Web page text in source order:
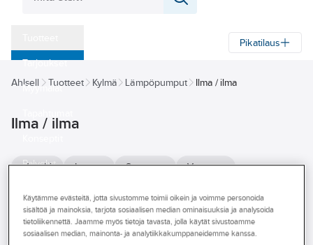
‎Tarjoukset
Myymälät
Palvelut
Asioi meillä
Artikkelit
Pikatilaus
Ahlsell Tuotteet Kylmä Lämpöpumput Ilma / ilma
Ilma / ilma
Hitachi Innova Samsung Varaosat
Ammattilaisten luottamat lämpöpumppuja kylmätekniikan erilaisiin
tarpeisiin
Ahlsell tarjoaa monipuolisen valikoiman lämpöpumppuja, jotka
Käytämme evästeitä, jotta sivustomme toimii oikein ja voimme personoida
sisältöä ja mainoksia, tarjota sosiaalisen median ominaisuuksia ja analysoida
tietoliikennettä. Jaamme myös tietoja tavasta, jolla käytät sivustoamme
sosiaalisen median, mainonta- ja analytiikkakumppaneidemme kanssa.